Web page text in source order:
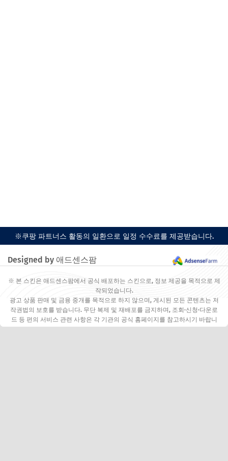
※쿠팡 파트너스 활동의 일환으로 일정 수수료를 제공받습니다.
Designed by 애드센스팜
※ 본 스킨은 애드센스팜에서 공식 배포하는 스킨으로, 정보 제공을 목적으로 제
작되었습니다.
광고 상품 판매 및 금융 중개를 목적으로 하지 않으며, 게시된 모든 콘텐츠는 저
작권법의 보호를 받습니다. 무단 복제 및 재배포를 금지하며, 조회·신청·다운로
드 등 편의 서비스 관련 사항은 각 기관의 공식 홈페이지를 참고하시기 바랍니